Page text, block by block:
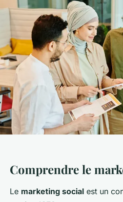
Comprendre le
Le marketing social est un